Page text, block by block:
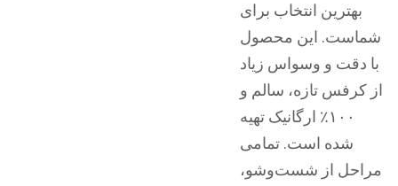
بهترین انتخاب برای
شماست. این محصول
با دقت و وسواس زیاد
از کرفس تازه، سالم و
۱۰۰٪ ارگانیک تهیه
شده است. تمامی
مراحل از شست‌وشو،